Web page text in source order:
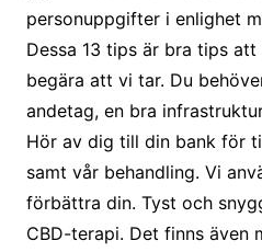
personuppgifter i enlighet
Dessa 13 tips är bra tips
begära att vi tar. Du
andetag, en bra
Hör av dig till din bank för
samt vår behandling. Vi
förbättra din. Tyst och
CBD-terapi. Det finns även